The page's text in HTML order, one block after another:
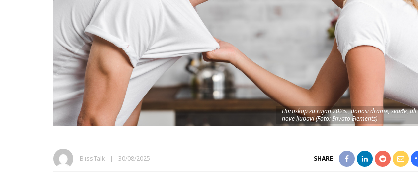
Horoskop za rujan 2025., donosi drame, svađe, ali
nove ljubavi (Foto: Envato Elements)
BlissTalk 30/08/2025 SHARE